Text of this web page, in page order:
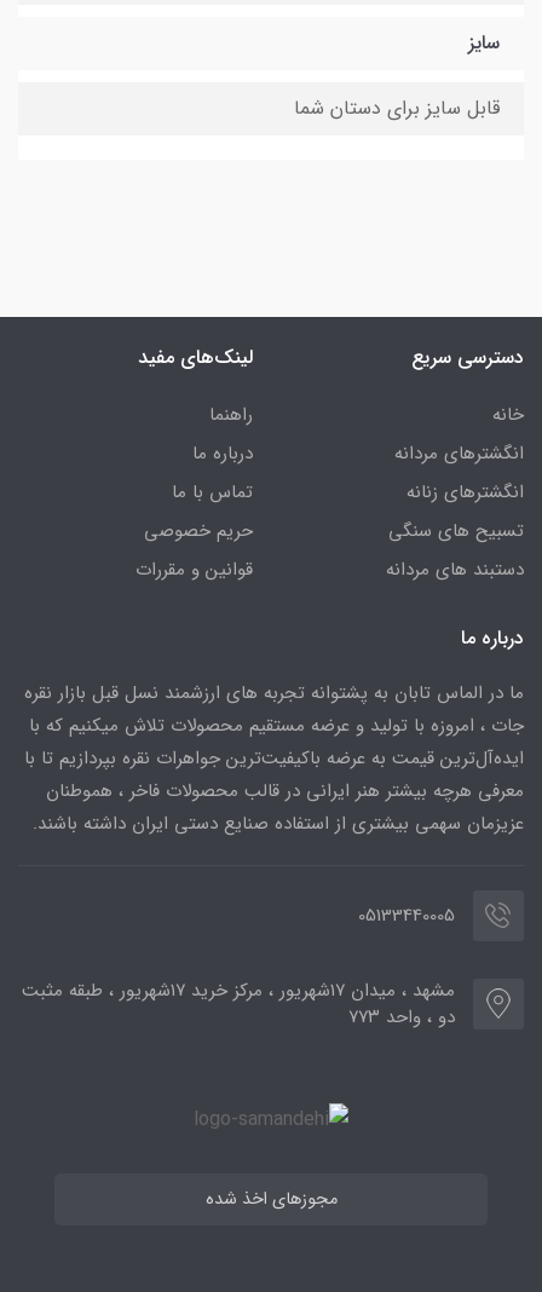
سایز
قابل سایز برای دستان شما
دسترسی سریع
خانه
انگشترهای مردانه
انگشترهای زنانه
تسبیح های سنگی
دستبند های مردانه
لینک‌های مفید
راهنما
درباره ما
تماس با ما
حریم خصوصی
قوانین و مقررات
درباره ما
ما در الماس تابان به پشتوانه تجربه های ارزشمند نسل قبل بازار نقره
جات ، امروزه با تولید و عرضه مستقیم محصولات تلاش میکنیم که با
ایده‌آل‌ترین قیمت به عرضه باکیفیت‌ترین جواهرات نقره بپردازیم تا با
معرفی هرچه بیشتر هنر ایرانی در قالب محصولات فاخر ، هموطنان
عزیزمان سهمی بیشتری از استفاده صنایع دستی ایران داشته باشند.
05133440005
مشهد ، میدان ۱۷شهریور ، مرکز خرید ۱۷شهریور ، طبقه مثبت
دو ، واحد ۷۷۳
مجوزهای اخذ شده